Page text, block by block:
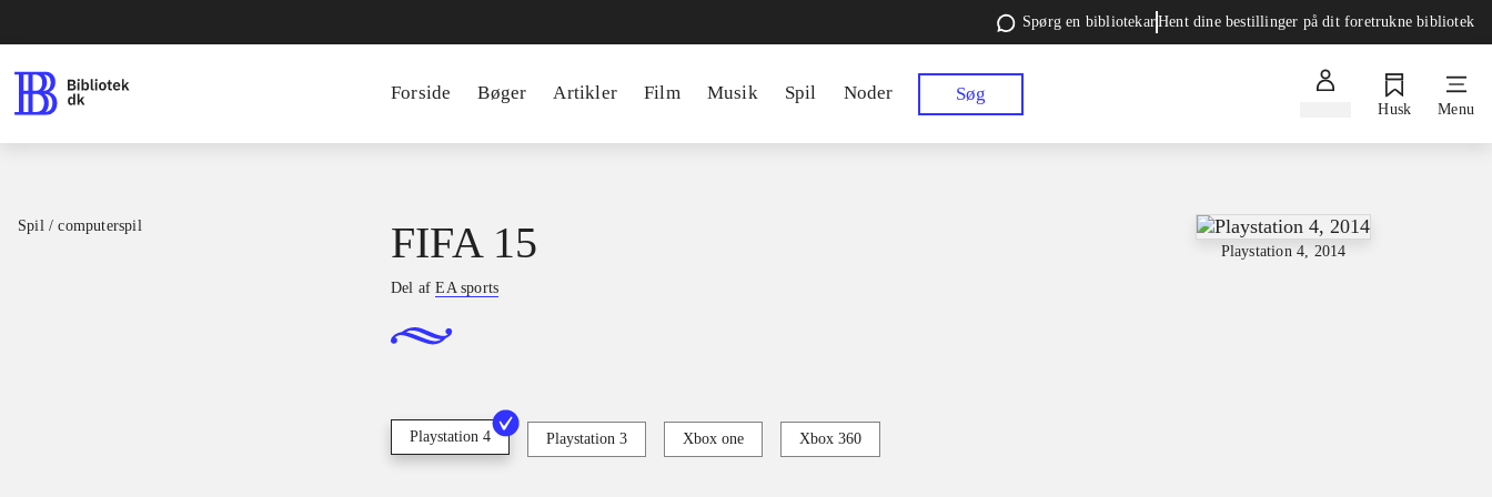
Spørg en bibliotekarHent dine bestillinger på dit foretrukne bibliotek
Forside Bøger Artikler Film Musik Spil Noder Søg
Husk Menu
Spil / computerspil
Playstation 4, 2014
FIFA 15
Del afEA sports
Playstation 4 Playstation 3 Xbox one Xbox 360